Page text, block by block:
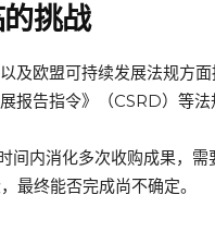
挑战
及欧盟可持续发展法规方
报告指令》（CSRD）等法
内消化多次收购成果，
最终能否完成尚不确定。